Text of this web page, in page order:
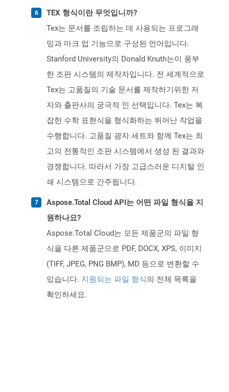
TEX 형식이란 무엇입니까?
Tex는 문서를 조립하는 데 사용되는 프로그래
밍과 마크 업 기능으로 구성된 언어입니다.
Stanford University의 Donald Knuth는이 풍부
한 조판 시스템의 제작자입니다. 전 세계적으로
Tex는 고품질의 기술 문서를 제작하기위한 저
자와 출판사의 궁극적 인 선택입니다. Tex는 복
잡한 수학 표현식을 형식화하는 뛰어난 작업을
수행합니다. 고품질 광자 세트와 함께 Tex는 최
고의 전통적인 조판 시스템에서 생성 된 결과와
경쟁합니다. 따라서 가장 고급스러운 디지털 인
쇄 시스템으로 간주됩니다.
Aspose.Total Cloud API는 어떤 파일 형식을 지
원하나요?
Aspose.Total Cloud는 모든 제품군의 파일 형
식을 다른 제품군으로 PDF, DOCX, XPS, 이미지
(TIFF, JPEG, PNG BMP), MD 등으로 변환할 수
있습니다. 지원되는 파일 형식의 전체 목록을
확인하세요.